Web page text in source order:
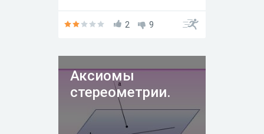
коллинеарных векторах,
2 9
Аксиомы
стереометрии.